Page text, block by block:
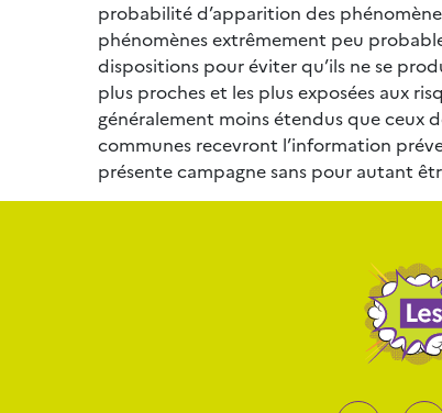
probabilité d’apparition des
phénomènes extrêmement peu
dispositions pour éviter qu’ils ne se
plus proches et les plus exposées aux
généralement moins étendus que ceux
communes recevront l’information
présente campagne sans pour autant